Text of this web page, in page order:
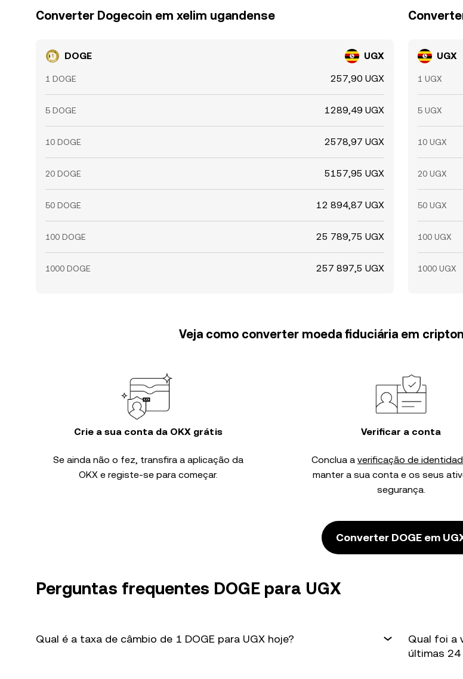
Converter Dogecoin em xelim ugandense
DOGE UGX
1 DOGE 257,90 UGX
5 DOGE 1289,49 UGX
10 DOGE 2578,97 UGX
20 DOGE 5157,95 UGX
50 DOGE 12 894,87 UGX
100 DOGE 25 789,75 UGX
1000 DOGE 257 897,5 UGX
UGX
1 UGX
5 UGX
10 UGX
20 UGX
50 UGX
100 UGX
1000 UGX
Veja como converter moeda fiduciária em
Crie a sua conta da OKX grátis
Se ainda não o fez, transfira a aplicação da
OKX e registe-se para começar.
Verificar a conta
Conclua a verificação de
manter a sua conta e os seus
segurança.
Converter DOGE em
Perguntas frequentes DOGE para UGX
Qual é a taxa de câmbio de 1 DOGE para UGX hoje?
Qual foi a
últimas 24